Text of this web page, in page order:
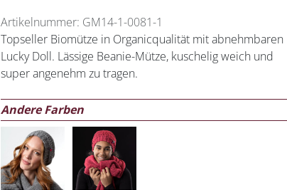
Artikelnummer: GM14-1-0081-1
Topseller Biomütze in Organicqualität mit abnehmbaren
Lucky Doll. Lässige Beanie-Mütze, kuschelig weich und
super angenehm zu tragen.
Andere Farben